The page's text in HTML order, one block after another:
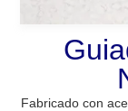
Fabricado con